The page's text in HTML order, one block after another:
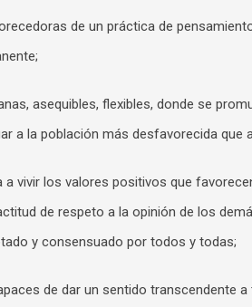
de un práctica de
asequibles, flexibles, donde se
a la población más desfavorecida que
vivir los valores positivos que
de respeto a la opinión de los
y consensuado por todos y todas;
de dar un sentido transcendente